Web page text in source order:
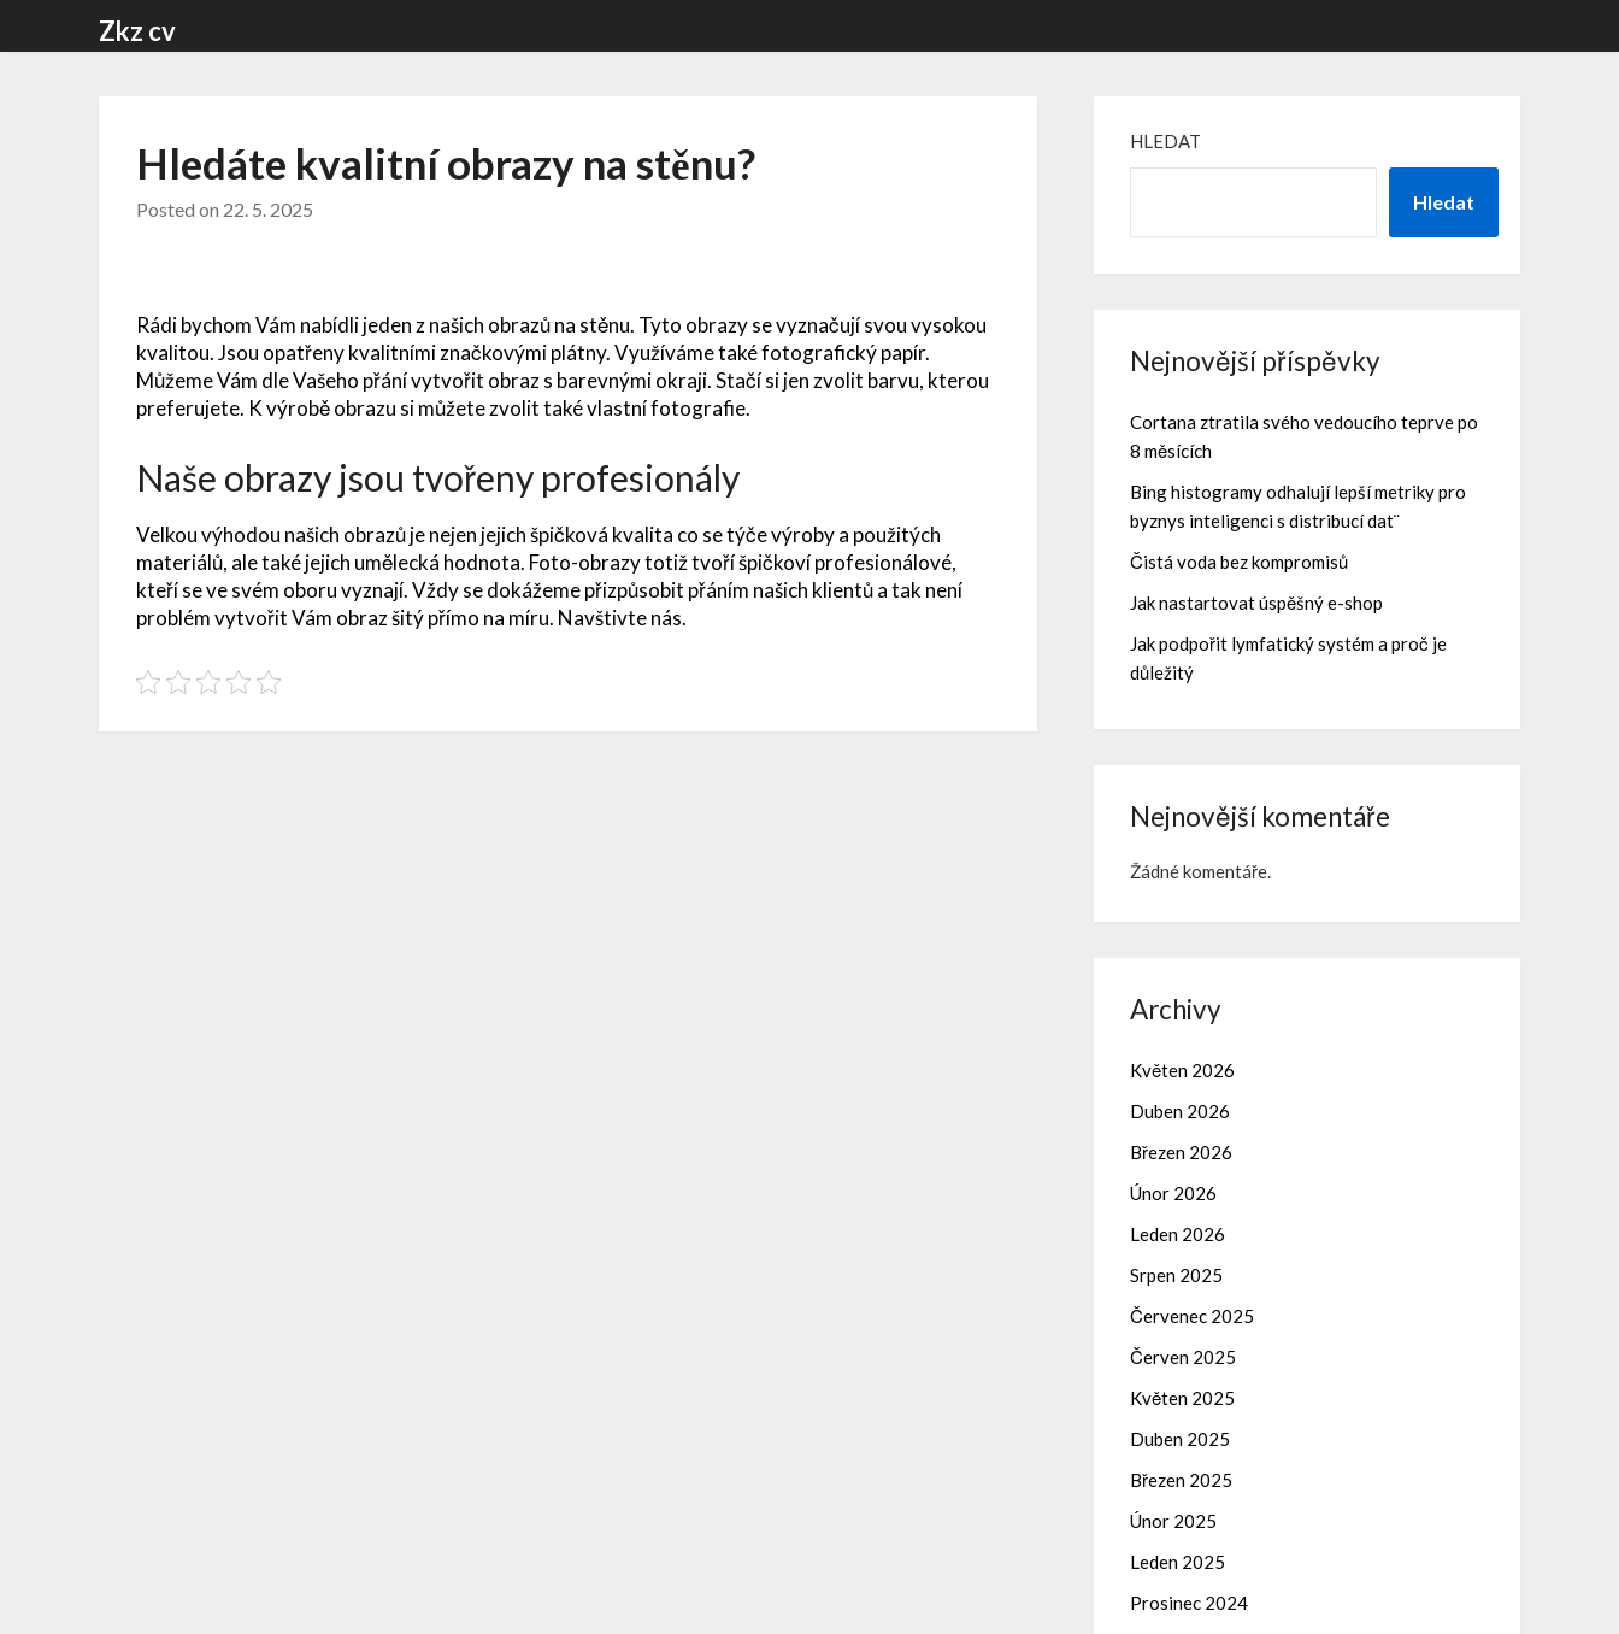
Zkz cv
Hledáte kvalitní obrazy na stěnu?
Posted on 22. 5. 2025
Rádi bychom Vám nabídli jeden z našich obrazů na stěnu. Tyto obrazy se vyznačují svou vysokou
kvalitou. Jsou opatřeny kvalitními značkovými plátny. Využíváme také fotografický papír.
Můžeme Vám dle Vašeho přání vytvořit obraz s barevnými okraji. Stačí si jen zvolit barvu, kterou
preferujete. K výrobě obrazu si můžete zvolit také vlastní fotografie.
Naše obrazy jsou tvořeny profesionály
Velkou výhodou našich obrazů je nejen jejich špičková kvalita co se týče výroby a použitých
materiálů, ale také jejich umělecká hodnota. Foto-obrazy totiž tvoří špičkoví profesionálové,
kteří se ve svém oboru vyznají. Vždy se dokážeme přizpůsobit přáním našich klientů a tak není
problém vytvořit Vám obraz šitý přímo na míru. Navštivte nás.
HLEDAT
Hledat
Nejnovější příspěvky
Cortana ztratila svého vedoucího teprve po
8 měsících
Bing histogramy odhalují lepší metriky pro
byznys inteligenci s distribucí dat¨
Čistá voda bez kompromisů
Jak nastartovat úspěšný e-shop
Jak podpořit lymfatický systém a proč je
důležitý
Nejnovější komentáře
Žádné komentáře.
Archivy
Květen 2026
Duben 2026
Březen 2026
Únor 2026
Leden 2026
Srpen 2025
Červenec 2025
Červen 2025
Květen 2025
Duben 2025
Březen 2025
Únor 2025
Leden 2025
Prosinec 2024